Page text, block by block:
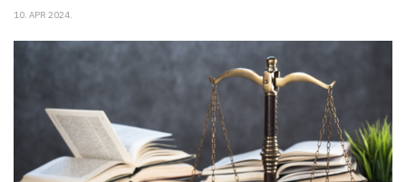
10. APR 2024.